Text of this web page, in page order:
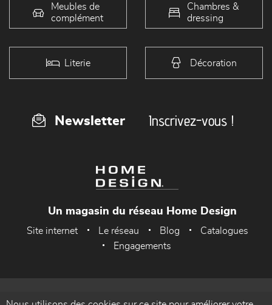
Meubles de
complément
Chambres &
dressing
Literie Décoration
Newsletter Inscrivez-vous !
Un magasin du réseau Home Design
Site internet Le réseau Blog
Catalogues
Engagements
Accueil Mentions Légales